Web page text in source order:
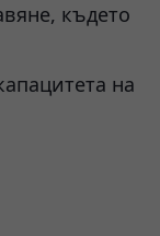
където
на